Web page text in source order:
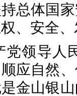
总体国
、安全
党领导人
应自然
金山银